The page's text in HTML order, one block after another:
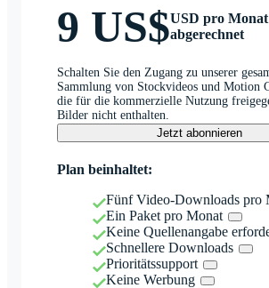
9 US$USD pro
abgerechnet
Schalten Sie den Zugang zu unserer
Sammlung von Stockvideos und Motion
die für die kommerzielle Nutzung
Bilder nicht enthalten.
Jetzt abonnieren
Plan beinhaltet:
Fünf Video-Downloads pro
Ein Paket pro Monat
Keine Quellenangabe
Schnellere Downloads
Prioritätssupport
Keine Werbung